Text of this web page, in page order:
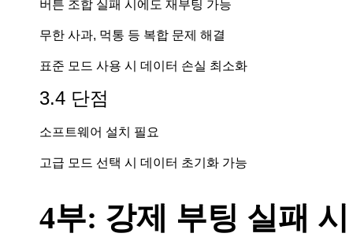
버튼 조합 실패 시에도 재부팅 가능
무한 사과, 먹통 등 복합 문제 해결
표준 모드 사용 시 데이터 손실 최소화
3.4 단점
소프트웨어 설치 필요
고급 모드 선택 시 데이터 초기화 가능
4부: 강제 부팅 실패 시